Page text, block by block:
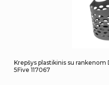
Krepšys plastikinis su rankenom
5Five 117067